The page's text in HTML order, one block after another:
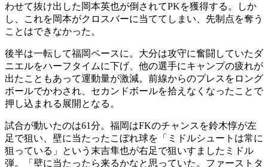
わせて抜け出した岡本英也が倒されてPKを獲得する。しか
し、これを岡本がクロスバーに当ててしまい、先制点を奪う
ことはできなかった。
後半は一転して福岡ペースに。大分は攻守に奮闘していたダ
ニエルをハーフタイムに下げ、他の選手にキャンプの疲れが
出たこともあって運動量が激減。前線からのプレスをロング
ボールでかわされ、セカンドボールを拾えなくなったことで
押し込まれる展開となる。
試合が動いたのは61分。福岡はFKのチャンスを鈴木惇が左
足で狙い、壁に当たったこぼれ球を「ミドルシュートは常に
狙っている」という末吉隼也が右足で狙いすましたミドル
弾。「壁に当たったら来るかなと思っていた。ファーストタ